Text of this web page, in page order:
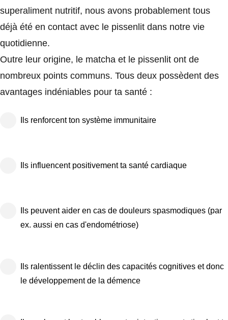
superaliment nutritif, nous avons probablement tous
déjà été en contact avec le pissenlit dans notre vie
quotidienne.
Outre leur origine, le matcha et le pissenlit ont de
nombreux points communs. Tous deux possèdent des
avantages indéniables pour ta santé :
Ils renforcent ton système immunitaire
Ils influencent positivement ta santé cardiaque
Ils peuvent aider en cas de douleurs spasmodiques (par
ex. aussi en cas d'endométriose)
Ils ralentissent le déclin des capacités cognitives et donc
le développement de la démence